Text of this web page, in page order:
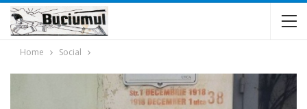
Home Social